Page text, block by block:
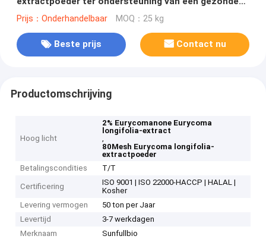
immuunrespons
Prijs：Onderhandelbaar MOQ：25 kg
Beste prijs Contact nu
Productomschrijving
Hoog licht
2% Eurycomanone Eurycoma
longifolia-extract
,
80Mesh Eurycoma longifolia-
extractpoeder
Betalingscondities
T/T
Certificering
ISO 9001 | ISO 22000-HACCP | HALAL |
Kosher
Levering vermogen
50 ton per Jaar
Levertijd
3-7 werkdagen
Merknaam
Sunfullbio